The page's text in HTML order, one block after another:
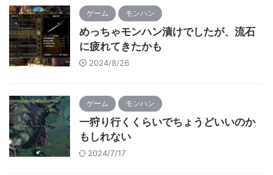
ゲーム モンハン
めっちゃモンハン漬けでしたが、流石
に疲れてきたかも
2024/8/26
ゲーム モンハン
一狩り行くくらいでちょうどいいのか
もしれない
2024/7/17